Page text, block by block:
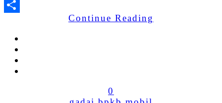
Share
Continue Reading
0